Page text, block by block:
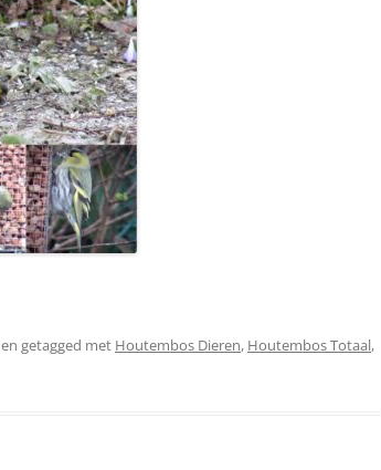
en getagged met Houtembos Dieren, Houtembos Totaal,